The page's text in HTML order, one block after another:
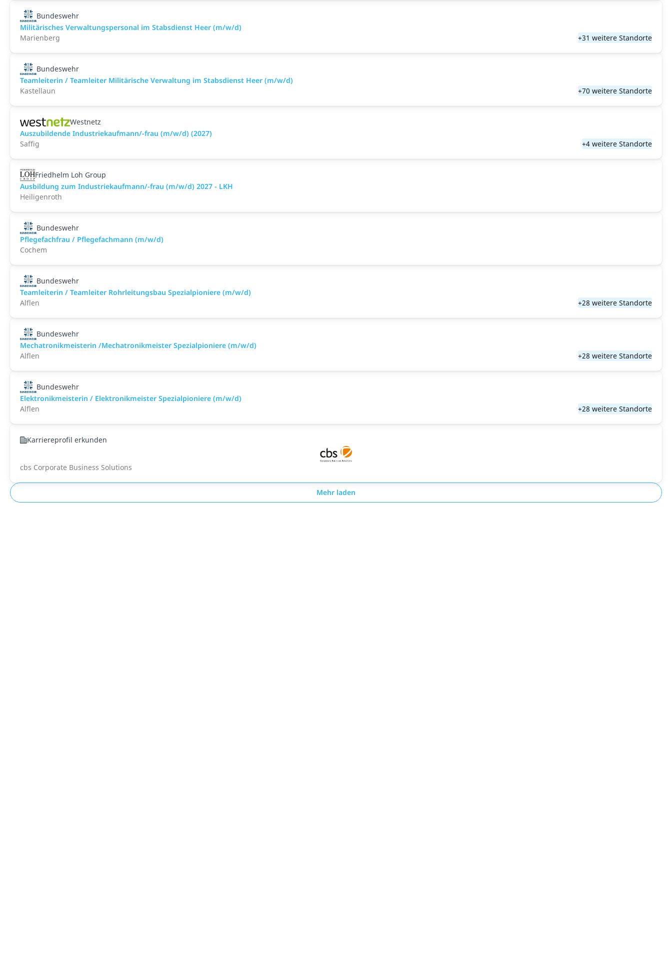
Bundeswehr
Militärisches Verwaltungspersonal im Stabsdienst Heer (m/w/d)
Marienberg
+31 weitere Standorte
Bundeswehr
Teamleiterin / Teamleiter Militärische Verwaltung im Stabsdienst Heer (m/w/d)
Kastellaun
+70 weitere Standorte
Westnetz
Auszubildende Industriekaufmann/-frau (m/w/d) (2027)
Saffig
+4 weitere Standorte
Friedhelm Loh Group
Ausbildung zum Industriekaufmann/-frau (m/w/d) 2027 - LKH
Heiligenroth
Bundeswehr
Pflegefachfrau / Pflegefachmann (m/w/d)
Cochem
Bundeswehr
Teamleiterin / Teamleiter Rohrleitungsbau Spezialpioniere (m/w/d)
Alflen
+28 weitere Standorte
Bundeswehr
Mechatronikmeisterin /Mechatronikmeister Spezialpioniere (m/w/d)
Alflen
+28 weitere Standorte
Bundeswehr
Elektronikmeisterin / Elektronikmeister Spezialpioniere (m/w/d)
Alflen
+28 weitere Standorte
Karriereprofil erkunden
cbs Corporate Business Solutions
Mehr laden